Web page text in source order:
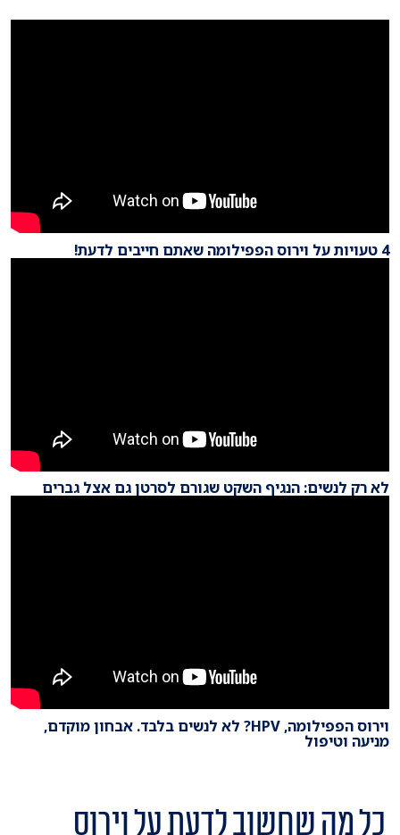
4 טעויות על וירוס הפפילומה שאתם חייבים לדעת!
לא רק לנשים: הנגיף השקט שגורם לסרטן גם אצל גברים
וירוס הפפילומה, HPV? לא לנשים בלבד. אבחון מוקדם,
מניעה וטיפול
כל מה שחשוב לדעת על וירוס